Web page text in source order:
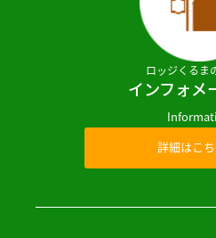
ロッジくるま
インフォメ
詳細はこち